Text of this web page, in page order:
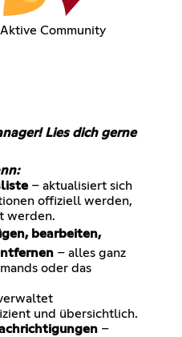
Aktive Community
Lies dich gerne
– aktualisiert sich
offiziell werden,
werden.
bearbeiten,
– alles ganz
oder das
und übersichtlich.
–